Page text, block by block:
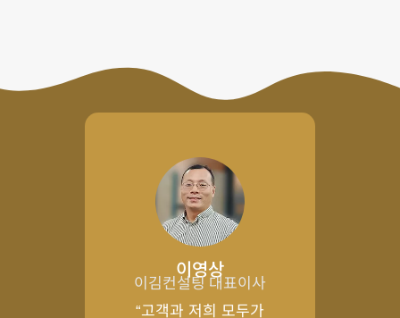
이영상
이김컨설팅 대표이사
“고객과 저희 모두가